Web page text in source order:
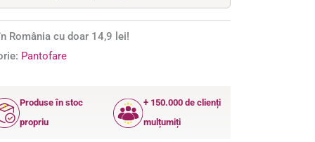
România cu doar 14,9 lei!
Pantofare
Produse în stoc
propriu
+ 150.000 de clienți
mulțumiți